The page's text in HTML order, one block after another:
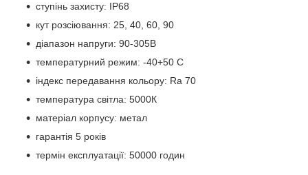
ступінь захисту: IP68
кут розсіювання: 25, 40, 60, 90
діапазон напруги: 90-305В
температурний режим: -40+50 С
індекс передавання кольору: Ra 70
температура світла: 5000К
матеріал корпусу: метал
гарантія 5 років
термін експлуатації: 50000 годин